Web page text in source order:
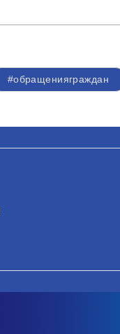
#обращенияграждан